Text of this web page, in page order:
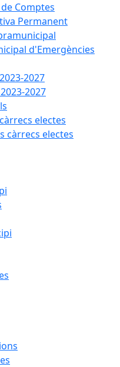
Comptes
Permanent
d'Emergències
2027
2027
electes
càrrecs electes